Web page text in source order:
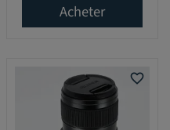
Acheter
favorite_border